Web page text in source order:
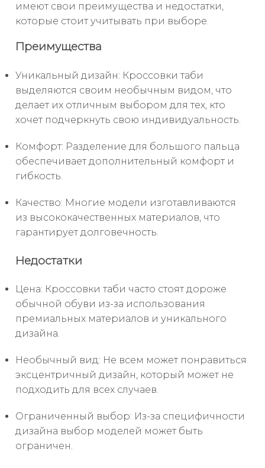
имеют свои преимущества и недостатки,
которые стоит учитывать при выборе.
Преимущества
Уникальный дизайн: Кроссовки таби
выделяются своим необычным видом, что
делает их отличным выбором для тех, кто
хочет подчеркнуть свою индивидуальность.
Комфорт: Разделение для большого пальца
обеспечивает дополнительный комфорт и
гибкость.
Качество: Многие модели изготавливаются
из высококачественных материалов, что
гарантирует долговечность.
Недостатки
Цена: Кроссовки таби часто стоят дороже
обычной обуви из-за использования
премиальных материалов и уникального
дизайна.
Необычный вид: Не всем может понравиться
эксцентричный дизайн, который может не
подходить для всех случаев.
Ограниченный выбор: Из-за специфичности
дизайна выбор моделей может быть
ограничен.